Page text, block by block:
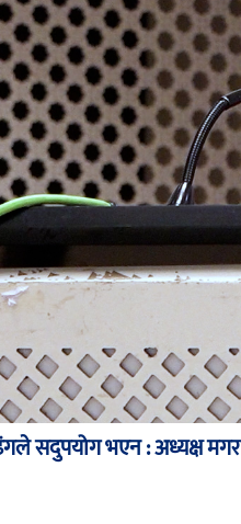
सदुपयोग भएन : अध्यक्ष मगर